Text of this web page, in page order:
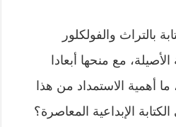
بالتراث والفولكلور
مع منحها أبعادا
أهمية الاستمداد من هذا
الإبداعية المعاصرة؟